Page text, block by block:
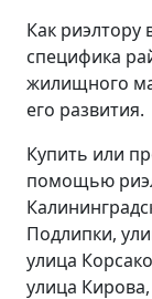
Как
специфика
жилищного
его развития.
Купить или
помощью
Подлипки,
улица
улица